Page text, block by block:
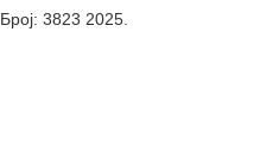
Број: 3823 2025.